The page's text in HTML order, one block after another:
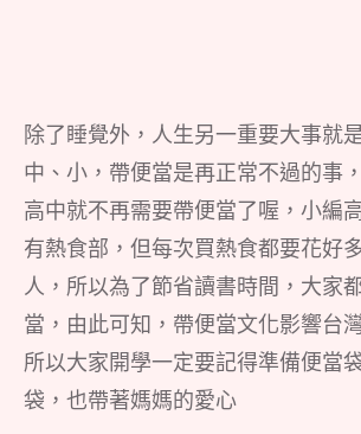
除了睡覺外，人生另一重要大事就
中、小，帶便當是再正常不過的事
高中就不再需要帶便當了喔，小編
有熱食部，但每次買熱食都要花好
人，所以為了節省讀書時間，大家
當，由此可知，帶便當文化影響台
所以大家開學一定要記得準備便當
袋，也帶著媽媽的愛心